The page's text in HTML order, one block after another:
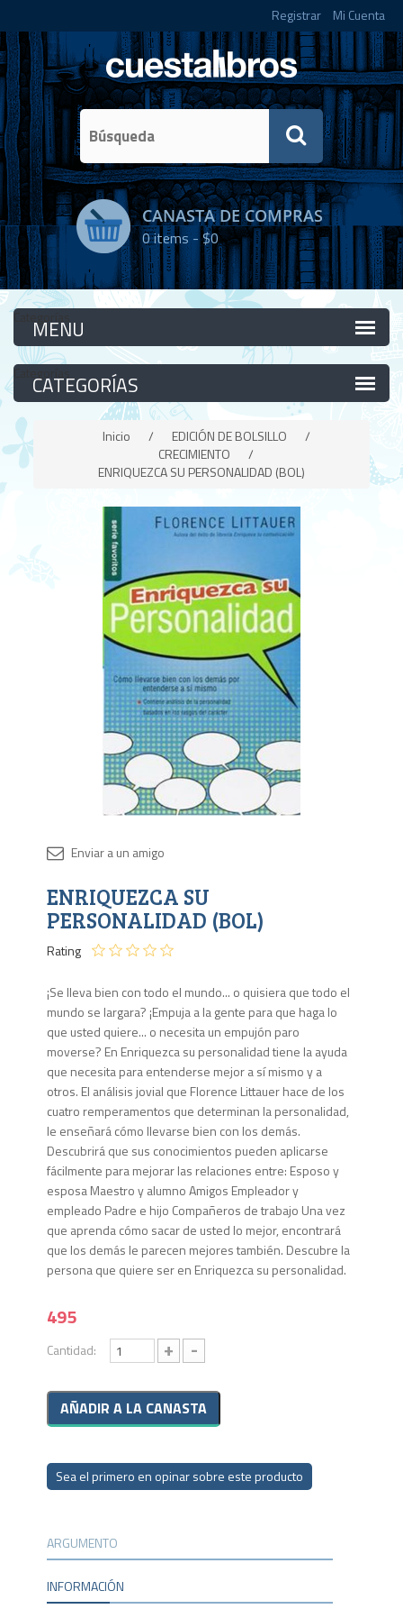
Registrar Mi Cuenta
CANASTA DE COMPRAS
0items -$0
Categorías
Categorías
Inicio / EDICIÓN DE BOLSILLO
/
CRECIMIENTO
/
ENRIQUEZCA SU PERSONALIDAD (BOL)
ENRIQUEZCA SU
PERSONALIDAD (BOL)
Rating
¡Se lleva bien con todo el mundo... o quisiera que todo el
mundo se largara? ¡Empuja a la gente para que haga lo
que usted quiere... o necesita un empujón paro
moverse? En Enriquezca su personalidad tiene la ayuda
que necesita para enten­derse mejor a sí mismo y a
otros. El análisis jovial que Florence Littauer hace de los
cuatro remperamentos que determinan la personalidad,
le enseñará cómo llevarse bien con los demás.
Descubrirá que sus conoci­mientos pueden aplicarse
fácilmente para mejorar las relaciones entre: Esposo y
esposa Maestro y alumno Amigos Empleador y
empleado Padre e hijo Compañeros de trabajo Una vez
que aprenda cómo sacar de usted lo mejor, encontrará
que los demás le parecen mejores también. Descubre la
persona que quiere ser en Enriquezca su personalidad.
495
Cantidad: + -
Sea el primero en opinar sobre este producto
ARGUMENTO
INFORMACIÓN